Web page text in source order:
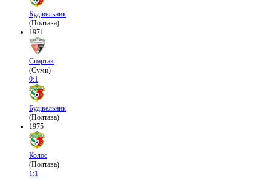
Будівельник
(Полтава)
1971
Спартак
(Суми)
0:1
Будівельник
(Полтава)
1975
Колос
(Полтава)
1:1